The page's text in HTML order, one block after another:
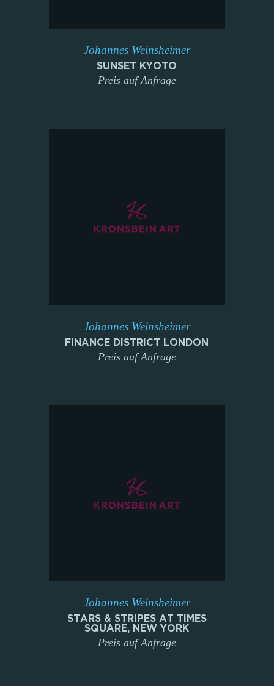
Johannes Weinsheimer
SUNSET KYOTO
Preis auf Anfrage
Johannes Weinsheimer
FINANCE DISTRICT LONDON
Preis auf Anfrage
Johannes Weinsheimer
STARS & STRIPES AT TIMES
SQUARE, NEW YORK
Preis auf Anfrage